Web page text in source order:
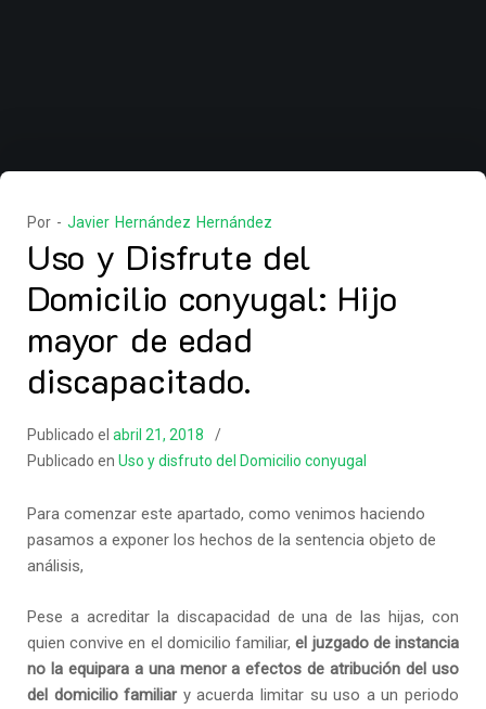
Por - Javier Hernández Hernández
Uso y Disfrute del
Domicilio conyugal: Hijo
mayor de edad
discapacitado.
Publicado el abril 21, 2018
Publicado en Uso y disfruto del Domicilio conyugal
Para comenzar este apartado, como venimos haciendo
pasamos a exponer los hechos de la sentencia objeto de
análisis,
Pese a acreditar la discapacidad de una de las hijas, con
quien convive en el domicilio familiar, el juzgado de instancia
no la equipara a una menor a efectos de atribución del uso
del domicilio familiar y acuerda limitar su uso a un periodo